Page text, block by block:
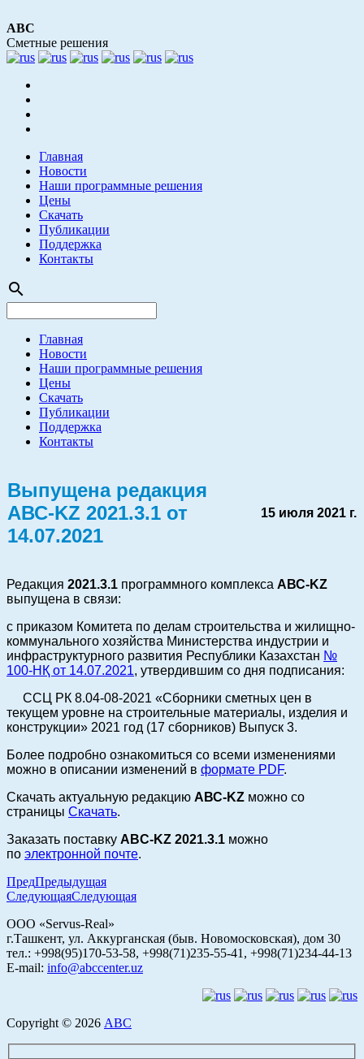
АВС
Сметные решения
Главная
Новости
Наши программные решения
Цены
Скачать
Публикации
Поддержка
Контакты
search
Главная
Новости
Наши программные решения
Цены
Скачать
Публикации
Поддержка
Контакты
Выпущена редакция
АВС-KZ 2021.3.1 от
14.07.2021
15 июля 2021 г.
Редакция 2021.3.1 программного комплекса АВС-KZ
выпущена в связи:
с приказом Комитета по делам строительства и жилищно-
коммунального хозяйства Министерства индустрии и
инфраструктурного развития Республики Казахстан №
100-НҚ от 14.07.2021, утвердившим со дня подписания:
ССЦ РК 8.04-08-2021 «Сборники сметных цен в
текущем уровне на строительные материалы, изделия и
конструкции» 2021 год (17 сборников) Выпуск 3.
Более подробно ознакомиться со всеми изменениями
можно в описании изменений в формате PDF.
Скачать актуальную редакцию АВС-KZ можно со
страницы Скачать.
Заказать поставку ABC-KZ 2021.3.1 можно
по электронной почте.
ПредПредыдущая
СледующаяСледующая
ООО «Servus-Real»
г.Ташкент, ул. Аккурганская (быв. Новомосковская), дом 30
тел.: +998(95)170-53-58, +998(71)235-55-41, +998(71)234-44-13
E-mail: info@abccenter.uz
Copyright © 2026 АВС